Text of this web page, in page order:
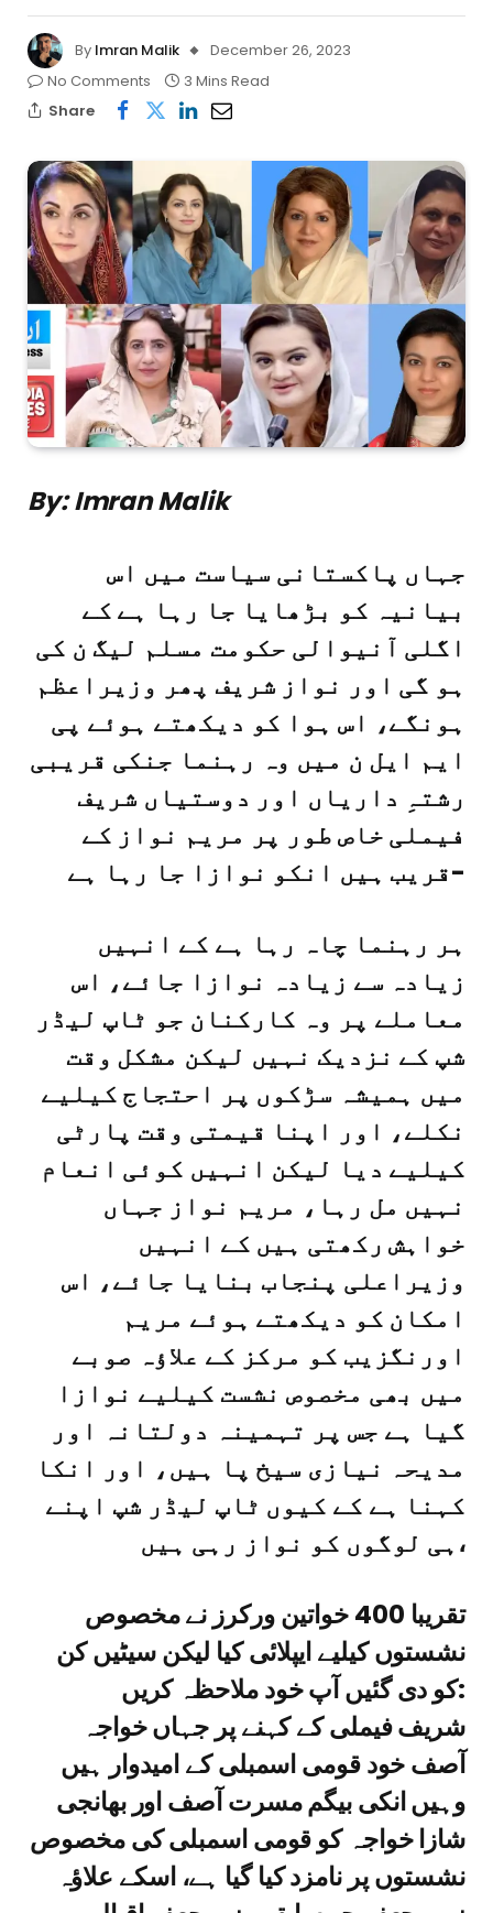
By Imran Malik
December 26, 2023
No Comments
3 Mins Read
Share
By: Imran Malik
جہاں پاکستانی سیاست میں اس
بیانیہ کو بڑھایا جا رہا ہے کے
اگلی آنیوالی حکومت مسلم لیگ ن کی
ہو گی اور نواز شریف پھر وزیراعظم
ہونگے، اس ہوا کو دیکھتے ہوئے پی
ایم ایل ن میں وہ رہنما جنکی قریبی
رشتہِ داریاں اور دوستیاں شریف
فیملی خاص طور پر مریم نواز کے
قریب ہیں انکو نوازا جا رہا ہے-
ہر رہنما چاہ رہا ہے کے انہیں
زیادہ سے زیادہ نوازا جائے، اس
معاملے پر وہ کارکنان جو ٹاپ لیڈر
شپ کے نزدیک نہیں لیکن مشکل وقت
میں ہمیشہ سڑکوں پر احتجاج کیلیے
نکلے، اور اپنا قیمتی وقت پارٹی
کیلیے دیا لیکن انہیں کوئی انعام
نہیں مل رہا، مریم نواز جہاں
خواہش رکھتی ہیں کے انہیں
وزیراعلی پنجاب بنایا جائے، اس
امکان کو دیکھتے ہوئے مریم
اورنگزیب کو مرکز کے علاؤہ صوبے
میں بھی مخصوص نشست کیلیے نوازا
گیا ہے جس پر تہمینہ دولتانہ اور
مدیحہ نیازی سیخ پا ہیں، اور انکا
کہنا ہے کے کیوں ٹاپ لیڈر شپ اپنے
ہی لوگوں کو نواز رہی ہیں،
تقریبا 400 خواتین ورکرز نے مخصوص
نشستوں کیلیے ایپلائی کیا لیکن سیٹیں کن
کو دی گئیں آپ خود ملاحظہ کریں:
شریف فیملی کے کہنے پر جہاں خواجہ
آصف خود قومی اسمبلی کے امیدوار ہیں
وہیں انکی بیگم مسرت آصف اور بھانجی
شازا خواجہ کو قومی اسمبلی کی مخصوص
نشستوں پر نامزد کیا گیا ہے، اسکے علاؤہ